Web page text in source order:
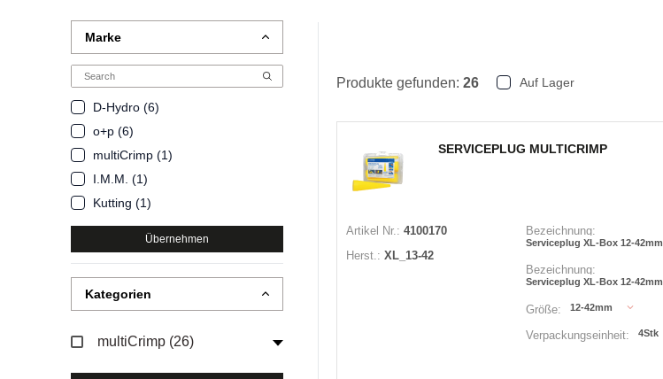
Marke
D-Hydro (6)
o+p (6)
multiCrimp (1)
I.M.M. (1)
Kutting (1)
Übernehmen
Kategorien
multiCrimp (26)
Produkte gefunden: 26 Auf Lager
SERVICEPLUG MULTICRIMP
Artikel Nr.: 4100170
Herst.: XL_13-42
Bezeichnung:
Serviceplug XL-Box 12-42mm
Bezeichnung:
Serviceplug XL-Box 12-42mm
Größe: 12-42mm
Verpackungseinheit: 4Stk